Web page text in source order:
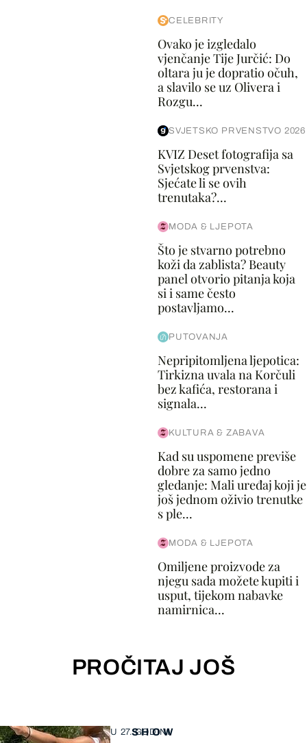
CELEBRITY
Ovako je izgledalo
vjenčanje Tije Jurčić: Do
oltara ju je dopratio očuh,
a slavilo se uz Olivera i
Rozgu...
SVJETSKO PRVENSTVO 2026
KVIZ Deset fotografija sa
Svjetskog prvenstva:
Sjećate li se ovih
trenutaka?...
MODA & LJEPOTA
Što je stvarno potrebno
koži da zablista? Beauty
panel otvorio pitanja koja
si i same često
postavljamo...
PUTOVANJA
Nepripitomljena ljepotica:
Tirkizna uvala na Korčuli
bez kafića, restorana i
signala...
KULTURA & ZABAVA
Kad su uspomene previše
dobre za samo jedno
gledanje: Mali uređaj koji je
još jednom oživio trenutke
s ple...
MODA & LJEPOTA
Omiljene proizvode za
njegu sada možete kupiti i
usput, tijekom nabavke
namirnica...
PROČITAJ JOŠ
SHOW
U 27. GODINI